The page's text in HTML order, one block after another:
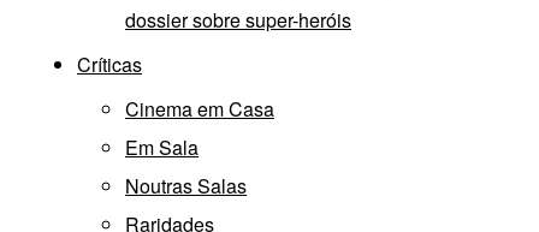
dossier sobre super-heróis
Críticas
Cinema em Casa
Em Sala
Noutras Salas
Raridades